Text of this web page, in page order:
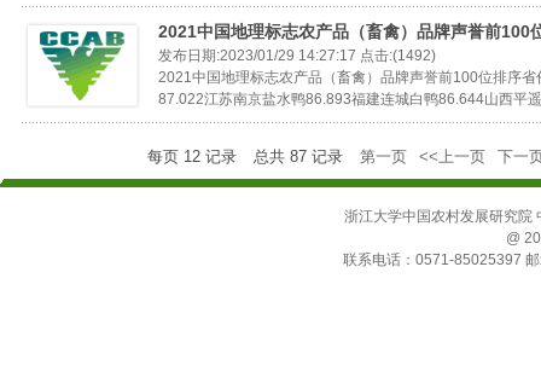
2021中国地理标志农产品（畜禽）品牌声誉前100
发布日期:2023/01/29 14:27:17 点击:(1492)
2021中国地理标志农产品（畜禽）品牌声誉前100位排序
87.022江苏南京盐水鸭86.893福建连城白鸭86.644山西平
每页 12 记录 总共 87 记录 第一页 <<上一页 下一
浙江大学中国农村发展研究院
@
联系电话：0571-85025397